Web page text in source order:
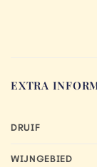
EXTRA
DRUIF
WIJNGEBIED